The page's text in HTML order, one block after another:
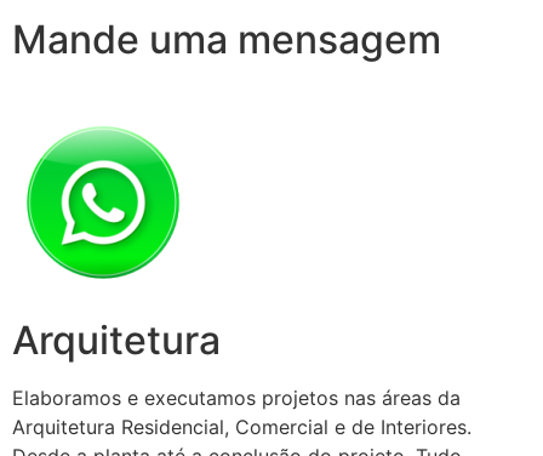
Mande uma mensagem
Arquitetura
Elaboramos e executamos projetos nas áreas da
Arquitetura Residencial, Comercial e de Interiores.